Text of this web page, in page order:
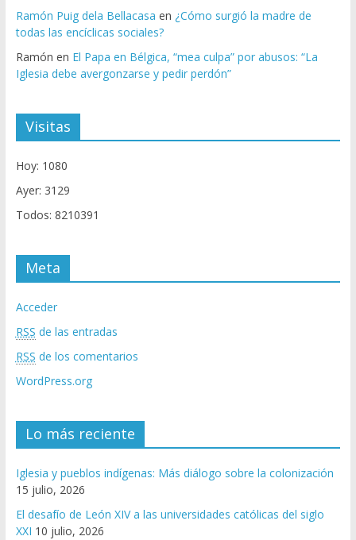
Ramón Puig dela Bellacasa en ¿Cómo surgió la madre de
todas las encíclicas sociales?
Ramón en El Papa en Bélgica, “mea culpa” por abusos: “La
Iglesia debe avergonzarse y pedir perdón”
Visitas
Hoy: 1080
Ayer: 3129
Todos: 8210391
Meta
Acceder
RSS de las entradas
RSS de los comentarios
WordPress.org
Lo más reciente
Iglesia y pueblos indígenas: Más diálogo sobre la colonización
15 julio, 2026
El desafío de León XIV a las universidades católicas del siglo
XXI 10 julio, 2026